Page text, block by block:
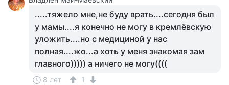
.....тяжело мне,не буду врать....сегодня был
у мамы....я конечно не могу в кремлёвскую
уложить....но с медициной у нас
полная....жо...а хоть у меня знакомая зам
главного))))) а ничего не могу((((
8 лет 1